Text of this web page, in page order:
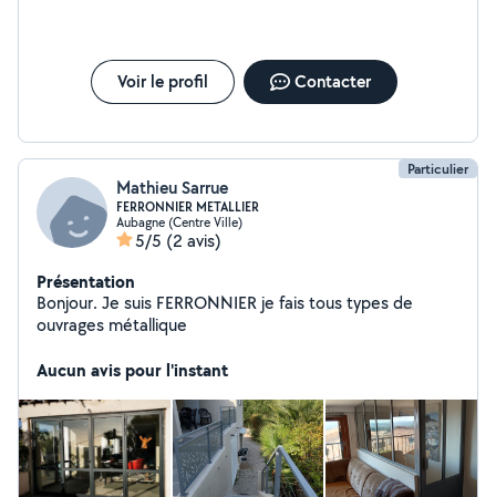
préfinancés. Nos engagements : Devis gratuits et
transparents Interventions soignées Confiance,
proximité et professionnalisme. Les renseignements et
vous n'avez pas de réponse de ma part au O7788O8941.
Voir le profil Contacter
Particulier
Mathieu Sarrue
FERRONNIER METALLIER
Aubagne (Centre Ville)
5/5 (2 avis)
Présentation
Bonjour. Je suis FERRONNIER je fais tous types de
ouvrages métallique
Aucun avis pour l'instant